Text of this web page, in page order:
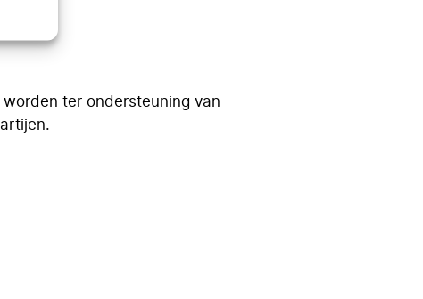
ter ondersteuning van